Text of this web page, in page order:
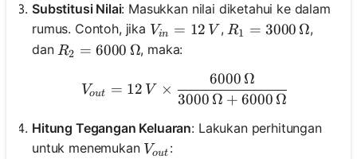
Substitusi Nilai: Masukkan nilai diketahui ke dalam
rumus. Contoh, jika V_{in} = 12 \, V
Vin = 12 V , R_1 = 3000 \,
R1 = 3000 Ω,
dan R_2 = 6000 \, \Omega
R2 = 6000 Ω, maka:
V_{out} = 12 \, V
Vout = 12 V ×
3000 Ω + 6000 Ω
6000 Ω
Hitung Tegangan Keluaran: Lakukan perhitungan
untuk menemukan V_{out}
Vout :